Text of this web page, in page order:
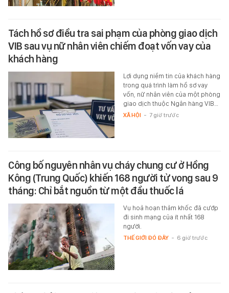
Tách hồ sơ điều tra sai phạm của phòng giao dịch
VIB sau vụ nữ nhân viên chiếm đoạt vốn vay của
khách hàng
Lợi dụng niềm tin của khách hàng
trong quá trình làm hồ sơ vay
vốn, nữ nhân viên của một phòng
giao dịch thuộc Ngân hàng VIB…
XÃ HỘI - 7 giờ trước
Công bố nguyên nhân vụ cháy chung cư ở Hồng
Kông (Trung Quốc) khiến 168 người tử vong sau 9
tháng: Chỉ bắt nguồn từ một đầu thuốc lá
Vụ hoả hoạn thảm khốc đã cướp
đi sinh mạng của ít nhất 168
người.
THẾ GIỚI ĐÓ ĐÂY - 6 giờ trước